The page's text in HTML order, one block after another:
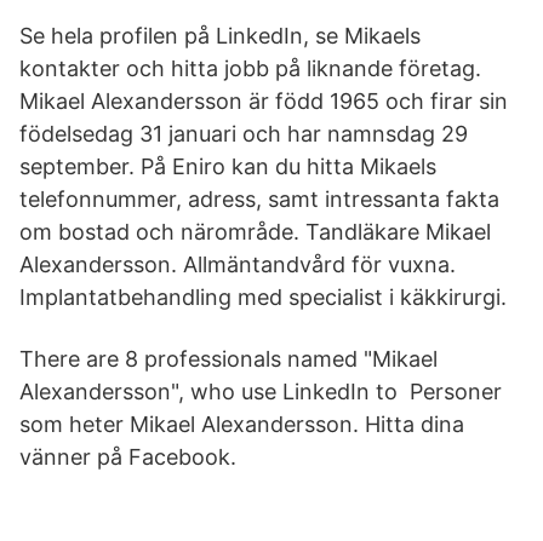
Se hela profilen på LinkedIn, se Mikaels
kontakter och hitta jobb på liknande företag.
Mikael Alexandersson är född 1965 och firar sin
födelsedag 31 januari och har namnsdag 29
september. På Eniro kan du hitta Mikaels
telefonnummer, adress, samt intressanta fakta
om bostad och närområde. Tandläkare Mikael
Alexandersson. Allmäntandvård för vuxna.
Implantatbehandling med specialist i käkkirurgi.
There are 8 professionals named "Mikael
Alexandersson", who use LinkedIn to Personer
som heter Mikael Alexandersson. Hitta dina
vänner på Facebook.